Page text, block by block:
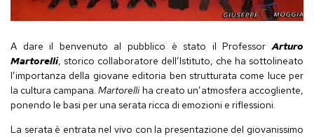
A dare il benvenuto al pubblico è stato il ProfessorArturo
Martorelli, storico collaboratore dell’Istituto, che ha sottolineato
l’importanza della giovane editoria ben strutturata come luce per
la cultura campana.Martorelliha creato un’atmosfera accogliente,
ponendo le basi per una serata ricca di emozioni e riflessioni.
La serata è entrata nel vivo con la presentazione del giovanissimo